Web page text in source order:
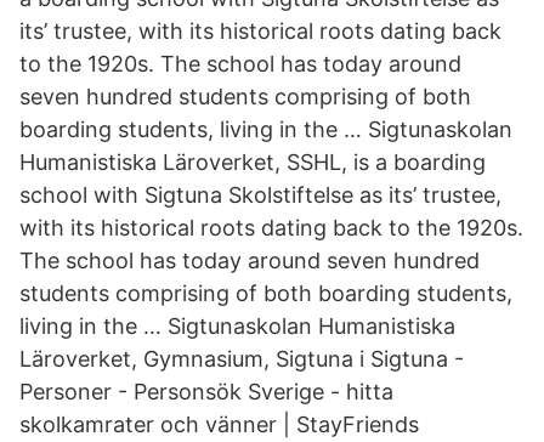
its’ trustee, with its historical roots dating back
to the 1920s. The school has today around
seven hundred students comprising of both
boarding students, living in the … Sigtunaskolan
Humanistiska Läroverket, SSHL, is a boarding
school with Sigtuna Skolstiftelse as its’ trustee,
with its historical roots dating back to the 1920s.
The school has today around seven hundred
students comprising of both boarding students,
living in the … Sigtunaskolan Humanistiska
Läroverket, Gymnasium, Sigtuna i Sigtuna -
Personer - Personsök Sverige - hitta
skolkamrater och vänner | StayFriends